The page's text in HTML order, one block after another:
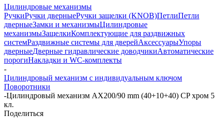
Цилиндровые механизмы
РучкиРучки дверныеРучки защелки (KNOB)ПетлиПетли
дверныеЗамки и механизмыЦилиндровые
механизмыЗащелкиКомплектующие для раздвижных
системРаздвижные системы для дверейАксессуарыУпоры
дверныеДверные гидравлические доводчикиАвтоматические
порогиНакладки и WC-комплекты
-
Цилиндровый механизм с индивидуальным ключом
Поворотники
-Цилиндровый механизм AX200/90 mm (40+10+40) CP хром 5
кл.
Поделиться